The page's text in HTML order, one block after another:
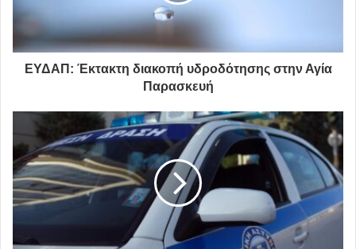
Δήμος Παπάγου - Χολαργού
ΕΥΔΑΠ: Έκτακτη διακοπή υδροδότησης στην Αγία
Παρασκευή